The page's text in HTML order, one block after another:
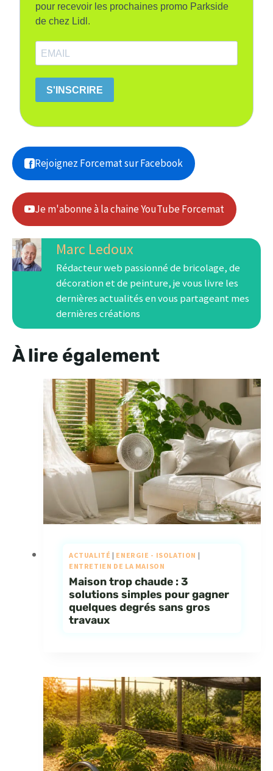
pour recevoir les prochaines promo Parkside
de chez Lidl.
S'INSCRIRE
Rejoignez Forcemat sur Facebook
Je m'abonne à la chaine YouTube Forcemat
Marc Ledoux
Rédacteur web passionné de bricolage, de
décoration et de peinture, je vous livre les
dernières actualités en vous partageant mes
dernières créations
À lire également
ACTUALITÉ | ENERGIE - ISOLATION |
ENTRETIEN DE LA MAISON
Maison trop chaude : 3
solutions simples pour gagner
quelques degrés sans gros
travaux